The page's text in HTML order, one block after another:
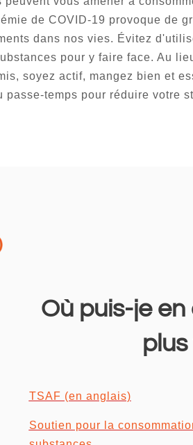
de COVID-19 provoque de
dans nos vies. Évitez
pour y faire face. Au
soyez actif, mangez bien et
passe-temps pour réduire votre
Où puis-je
plus
TSAF (en anglais)
Soutien pour la